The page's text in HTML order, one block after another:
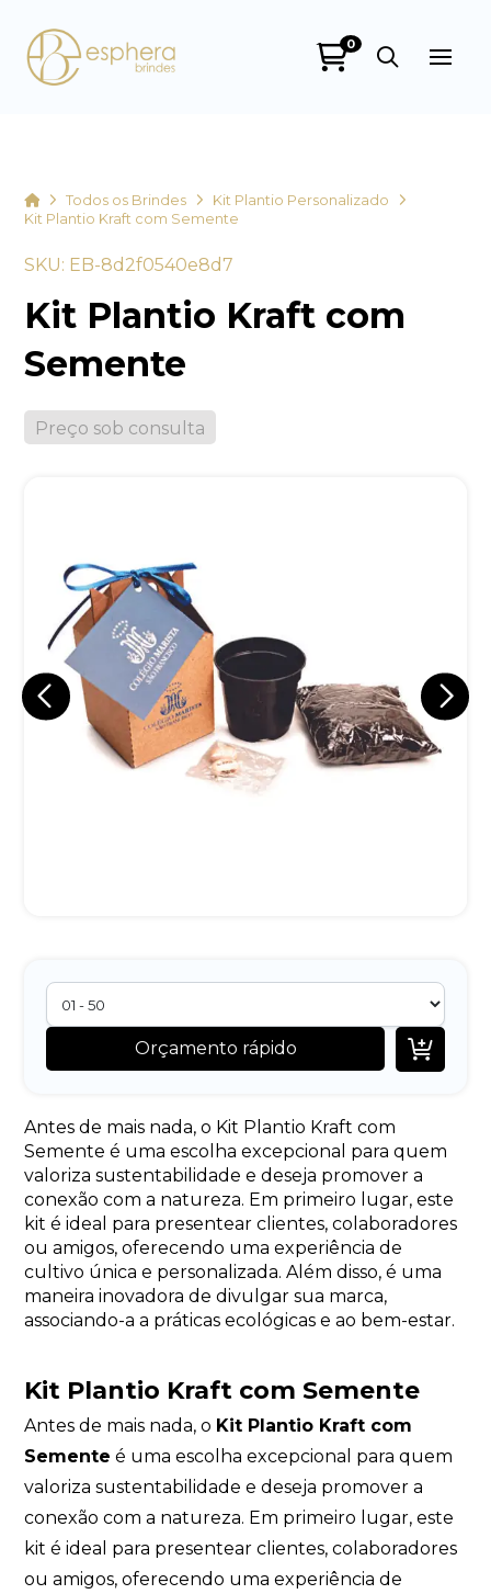
0
HomeTodos os Brindes
Kit Plantio Personalizado
Kit Plantio Kraft com Semente
SKU: EB-8d2f0540e8d7
Kit Plantio Kraft com
Semente
Preço sob consulta
Orçamento rápido 
Antes de mais nada, o Kit Plantio Kraft com
Semente é uma escolha excepcional para quem
valoriza sustentabilidade e deseja promover a
conexão com a natureza. Em primeiro lugar, este
kit é ideal para presentear clientes, colaboradores
ou amigos, oferecendo uma experiência de
cultivo única e personalizada. Além disso, é uma
maneira inovadora de divulgar sua marca,
associando-a a práticas ecológicas e ao bem-estar.
Kit Plantio Kraft com Semente
Antes de mais nada, o Kit Plantio Kraft com
Semente é uma escolha excepcional para quem
valoriza sustentabilidade e deseja promover a
conexão com a natureza. Em primeiro lugar, este
kit é ideal para presentear clientes, colaboradores
ou amigos, oferecendo uma experiência de
Eu concordo em receber comunicações.
A nossa empresa está comprometida a proteger e respeitar
sua privacidade, utilizaremos seus dados apenas para fins
de marketing. Você pode alterar suas preferências a
qualquer momento.
Iniciar conversa